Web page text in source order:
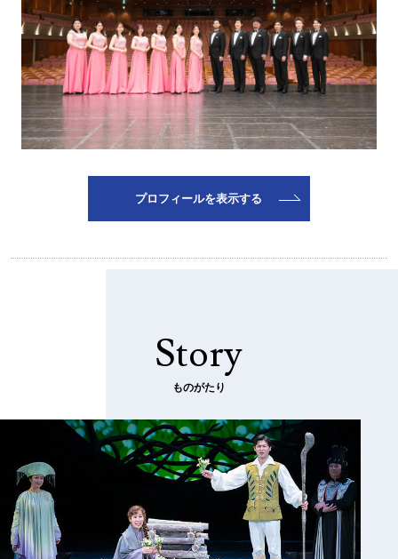
プロフィールを表示する
Story
ものがたり